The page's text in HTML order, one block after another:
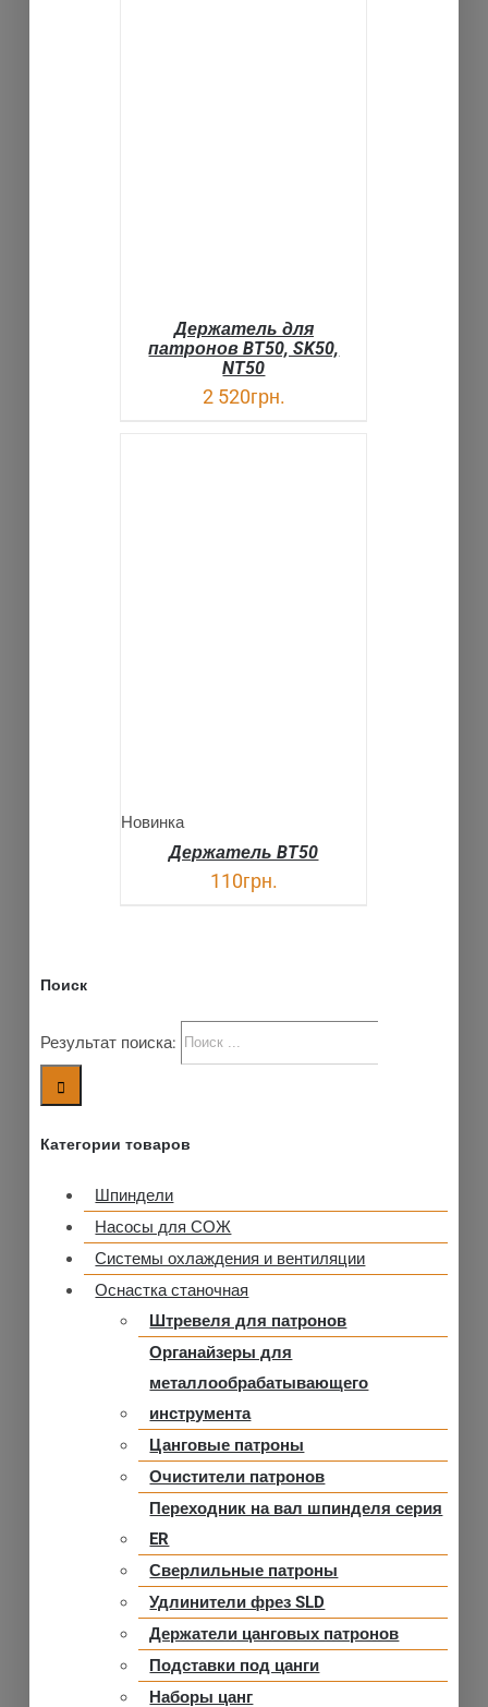
Держатель для
патронов BT50, SK50,
NT50
2 520грн.
Новинка
Держатель BT50
110грн.
Поиск
Результат поиска:
Категории товаров
Шпиндели
Насосы для СОЖ
Системы охлаждения и вентиляции
Оснастка станочная
Штревеля для патронов
Органайзеры для
металлообрабатывающего
инструмента
Цанговые патроны
Очистители патронов
Переходник на вал шпинделя серия
ER
Сверлильные патроны
Удлинители фрез SLD
Держатели цанговых патронов
Подставки под цанги
Наборы цанг